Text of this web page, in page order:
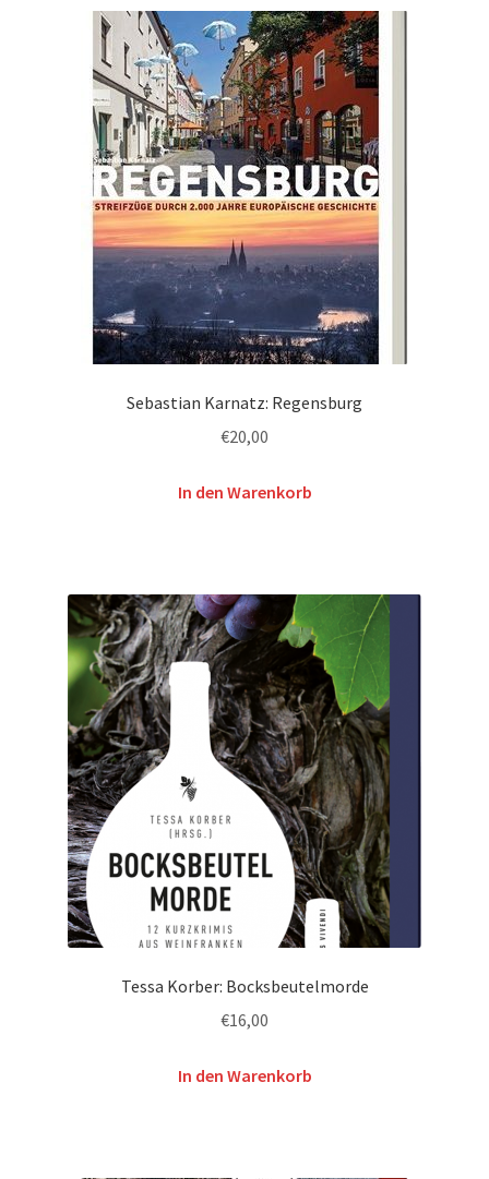
Sebastian Karnatz: Regensburg
€20,00
In den Warenkorb
Tessa Korber: Bocksbeutelmorde
€16,00
In den Warenkorb